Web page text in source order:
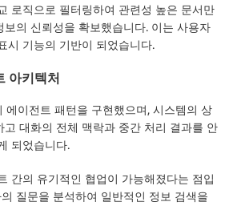
로직으로 필터링하여 관련성 높은 문서만
보의 신뢰성을 확보했습니다. 이는 사용자
시 기능의 기반이 되었습니다.
아키텍처
에이전트 패턴을 구현했으며, 시스템의 상
고 대화의 전체 맥락과 중간 처리 결과를 안
되었습니다.
간의 유기적인 협업이 가능해졌다는 점입
질문을 분석하여 일반적인 정보 검색을